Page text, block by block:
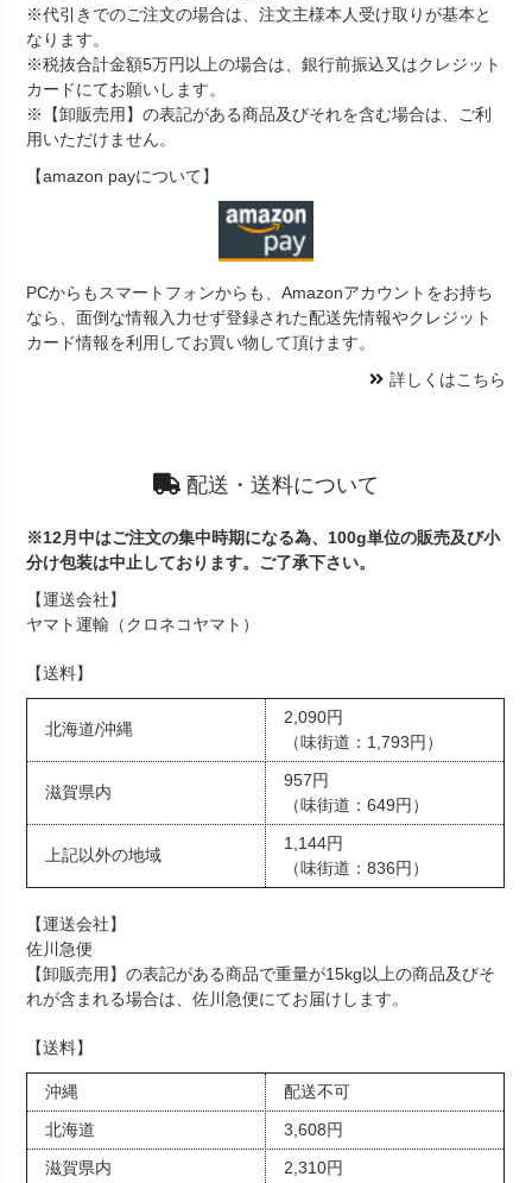
※代引きでのご注文の場合は、注文主様本人受け取りが基本と
なります。
※税抜合計金額5万円以上の場合は、銀行前振込又はクレジット
カードにてお願いします。
※【卸販売用】の表記がある商品及びそれを含む場合は、ご利
用いただけません。
【amazon payについて】
PCからもスマートフォンからも、Amazonアカウントをお持ち
なら、面倒な情報入力せず登録された配送先情報やクレジット
カード情報を利用してお買い物して頂けます。
詳しくはこちら
配送・送料について
※12月中はご注文の集中時期になる為、100g単位の販売及び小
分け包装は中止しております。ご了承下さい。
【運送会社】
ヤマト運輸（クロネコヤマト）
【送料】
北海道/沖縄
2,090円
（味街道：1,793円）
滋賀県内
957円
（味街道：649円）
上記以外の地域
1,144円
（味街道：836円）
【運送会社】
佐川急便
【卸販売用】の表記がある商品で重量が15kg以上の商品及びそ
れが含まれる場合は、佐川急便にてお届けします。
【送料】
沖縄
配送不可
北海道
3,608円
滋賀県内
2,310円